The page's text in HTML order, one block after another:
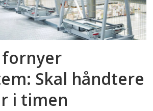
fornyer
Skal håndtere
i timen